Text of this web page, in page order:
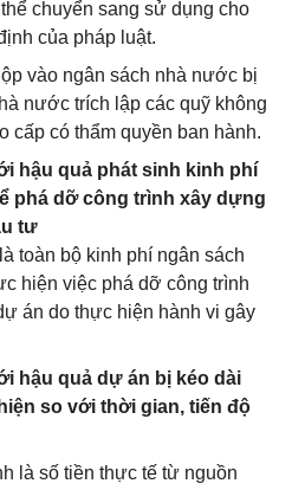
chuyển sang sử dụng cho
của pháp luật.
vào ngân sách nhà nước bị
nước trích lập các quỹ không
cấp có thẩm quyền ban hành.
hậu quả phát sinh kinh phí
phá dỡ công trình xây dựng
tư
toàn bộ kinh phí ngân sách
hiện việc phá dỡ công trình
án do thực hiện hành vi gây
hậu quả dự án bị kéo dài
so với thời gian, tiến độ
là số tiền thực tế từ nguồn